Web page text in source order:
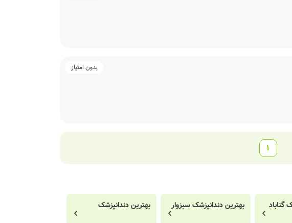
بدون امتیاز
1
گناباد بهترین دندانپزشک سبزوار بهترین دندانپزشک